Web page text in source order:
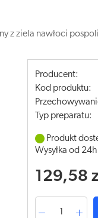
z ziela nawłoci
Producent:
Kod produktu:
Typ preparatu:
Produkt
Wysyłka od
129,58